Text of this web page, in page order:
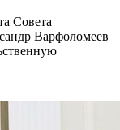
Совета
Варфоломеев